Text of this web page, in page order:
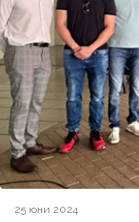
25 юни 2024